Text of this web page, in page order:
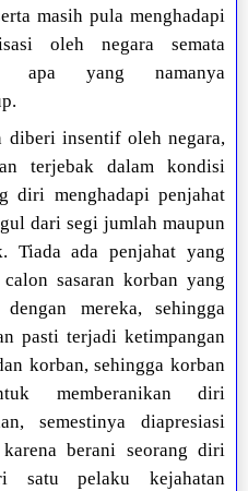
masih pula menghadapi
oleh negara semata
apa yang namanya
insentif oleh negara,
terjebak dalam kondisi
diri menghadapi penjahat
dari segi jumlah maupun
Tiada ada penjahat yang
sasaran korban yang
dengan mereka, sehingga
pasti terjadi ketimpangan
korban, sehingga korban
memberanikan diri
semestinya diapresiasi
berani seorang diri
satu pelaku kejahatan